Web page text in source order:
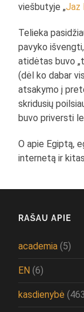
viešbutyje „Jaz
Telieka
pavyko išvengti,
atidėtas buvo
(dėl ko dabar
atsakymo į
skridusių
buvo priversti
O apie Egiptą,
internetą ir
RAŠAU APIE
academia (5)
EN (6)
kasdienybė